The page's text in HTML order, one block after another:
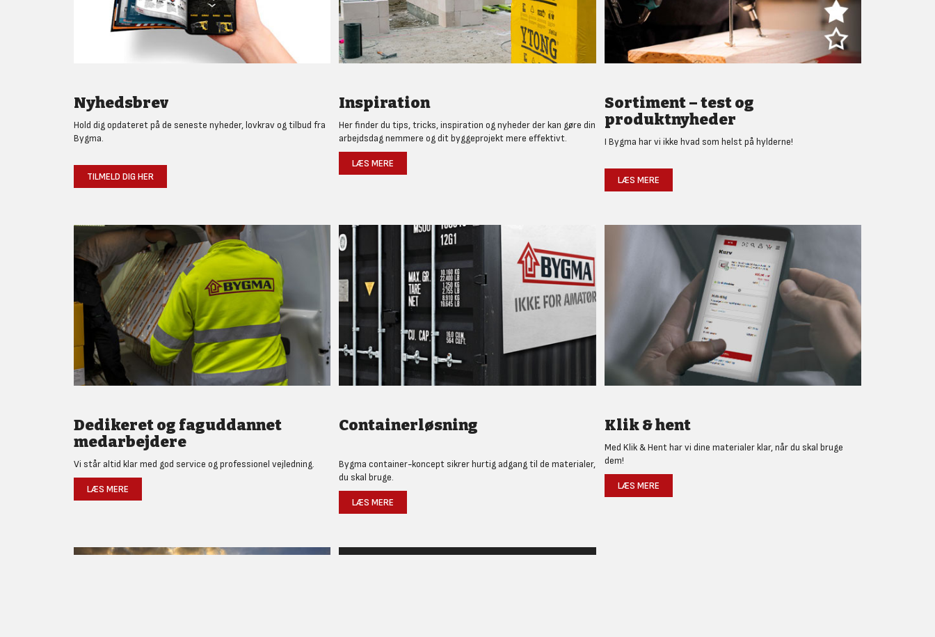
Nyhedsbrev
Hold dig opdateret på de seneste nyheder, lovkrav og tilbud fra
Bygma.
TILMELD DIG HER
Inspiration
Her finder du tips, tricks, inspiration og nyheder der kan gøre din
arbejdsdag nemmere og dit byggeprojekt mere effektivt.
LÆS MERE
Sortiment – test og
produktnyheder
I Bygma har vi ikke hvad som helst på hylderne!
LÆS MERE
Dedikeret og faguddannet
medarbejdere
Vi står altid klar med god service og professionel vejledning.
LÆS MERE
Containerløsning
Bygma container-koncept sikrer hurtig adgang til de materialer,
du skal bruge.
LÆS MERE
Klik & hent
Med Klik & Hent har vi dine materialer klar, når du skal bruge
dem!
LÆS MERE